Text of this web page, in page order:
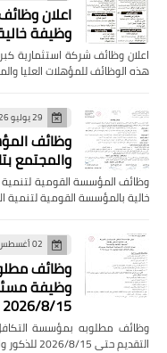
وظيفة
هذه الوظائف للمؤهلات العليا
29 يوليو 2026
وظائف
والمجتمع بتاريخ
خالية بالمؤسسة القومية لتنمية
02 أغسطس 2026
وظائف
وظيفة
2026/8/15
وظائف مطلوبه بمؤسسة
التقديم حتى 2026/8/15 للذكور والإناث اعلان…